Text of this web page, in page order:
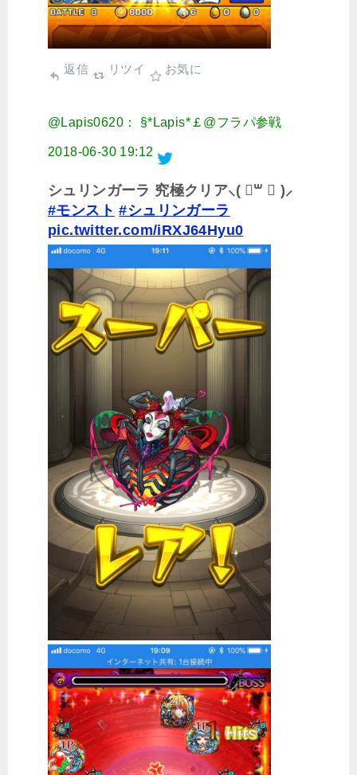
返信 リツイ お気に
@Lapis0620： §*Lapis*￡@フラパ参戦
2018-06-30 19:12
シュリンガーラ 究極クリア⸜( ॑꒳ ॑ )⸝
#モンスト #シュリンガーラ
pic.twitter.com/iRXJ64Hyu0